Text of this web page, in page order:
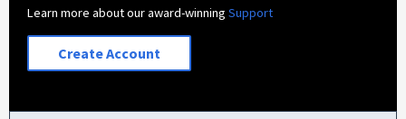
Learn more about our award-winningSupport
Create Account